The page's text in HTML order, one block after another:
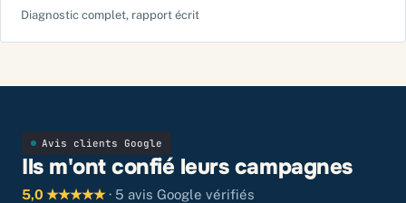
Diagnostic complet, rapport écrit
Avis clients Google
Ils m'ont confié leurs campagnes
5,0 ★★★★★· 5 avis Google vérifiés